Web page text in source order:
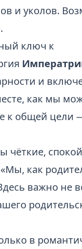
и уколов.
ключ к
и
как мы
к общей цели
чёткие,
как
важно не
в